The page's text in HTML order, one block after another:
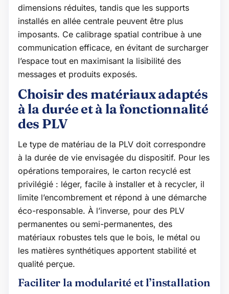
dimensions réduites, tandis que les supports
installés en allée centrale peuvent être plus
imposants. Ce calibrage spatial contribue à une
communication efficace, en évitant de surcharger
l’espace tout en maximisant la lisibilité des
messages et produits exposés.
Choisir des matériaux adaptés
à la durée et à la fonctionnalité
des PLV
Le type de matériau de la PLV doit correspondre
à la durée de vie envisagée du dispositif. Pour les
opérations temporaires, le carton recyclé est
privilégié : léger, facile à installer et à recycler, il
limite l’encombrement et répond à une démarche
éco-responsable. À l’inverse, pour des PLV
permanentes ou semi-permanentes, des
matériaux robustes tels que le bois, le métal ou
les matières synthétiques apportent stabilité et
qualité perçue.
Faciliter la modularité et l’installation